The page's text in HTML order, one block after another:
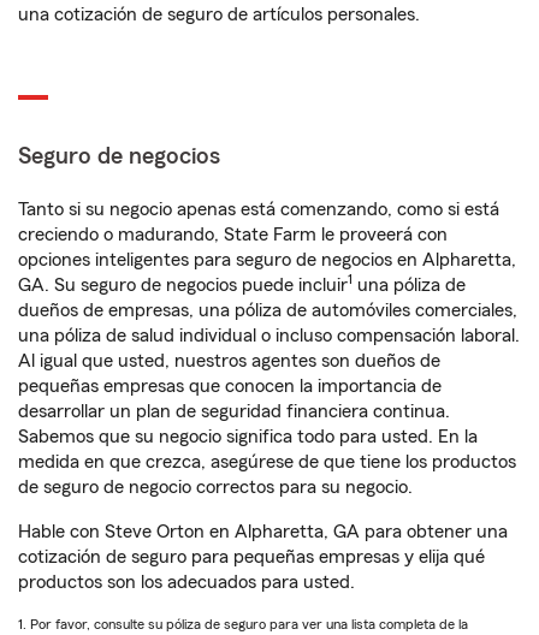
una cotización de seguro de artículos personales.
Seguro de negocios
Tanto si su negocio apenas está comenzando, como si está
creciendo o madurando, State Farm le proveerá con
opciones inteligentes para seguro de negocios en Alpharetta,
GA. Su seguro de negocios puede incluir1 una póliza de
dueños de empresas, una póliza de automóviles comerciales,
una póliza de salud individual o incluso compensación laboral.
Al igual que usted, nuestros agentes son dueños de
pequeñas empresas que conocen la importancia de
desarrollar un plan de seguridad financiera continua.
Sabemos que su negocio significa todo para usted. En la
medida en que crezca, asegúrese de que tiene los productos
de seguro de negocio correctos para su negocio.
Hable con Steve Orton en Alpharetta, GA para obtener una
cotización de seguro para pequeñas empresas y elija qué
productos son los adecuados para usted.
1. Por favor, consulte su póliza de seguro para ver una lista completa de la